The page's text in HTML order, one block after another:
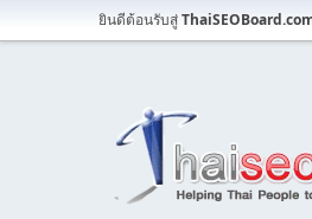
ยินดีต้อนรับสู่